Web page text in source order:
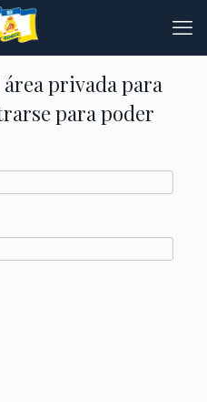
privada para
para poder